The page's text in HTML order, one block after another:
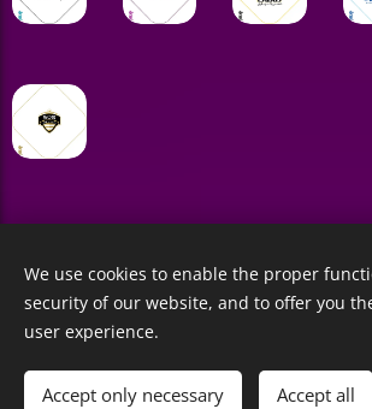
Amirhossein Fathi
We use cookies to enable the proper
security of our website, and to offer you
user experience.
Accept only necessary Accept all